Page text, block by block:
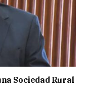
Sociedad Rural